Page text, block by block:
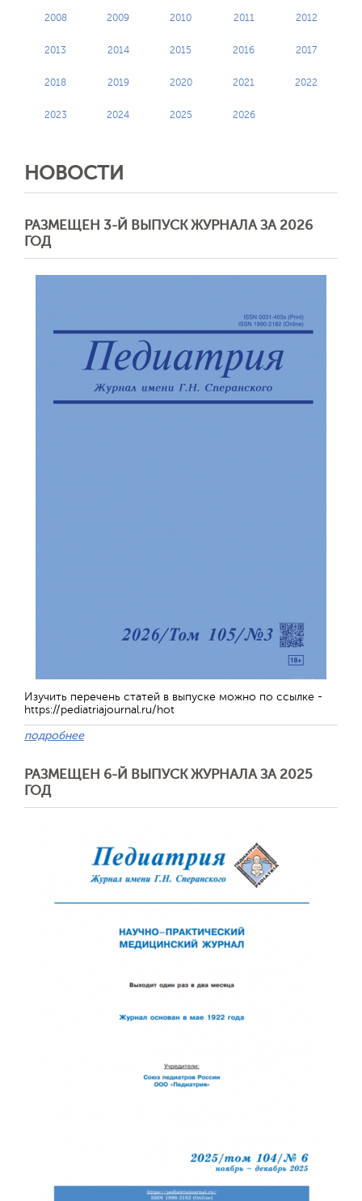
2008 2009 2010 2011 2012
2013 2014 2015 2016 2017
2018 2019 2020 2021 2022
2023 2024 2025 2026
НОВОСТИ
РАЗМЕЩЕН 3-Й ВЫПУСК ЖУРНАЛА ЗА 2026
ГОД
Изучить перечень статей в выпуске можно по ссылке -
https://pediatriajournal.ru/hot
подробнее
РАЗМЕЩЕН 6-Й ВЫПУСК ЖУРНАЛА ЗА 2025
ГОД
Обратная
Отправить